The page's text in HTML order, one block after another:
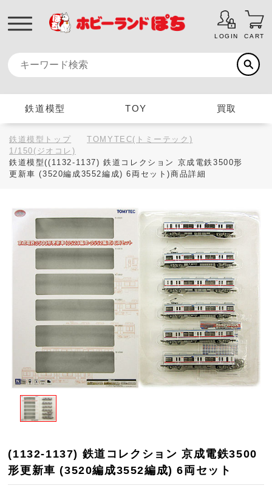
LOGIN CART
鉄道模型 TOY 買取
鉄道模型トップ
TOMYTEC(トミーテック)
1/150(ジオコレ)
鉄道模型((1132-1137) 鉄道コレクション 京成電鉄3500形
更新車 (3520編成3552編成) 6両セット)商品詳細
(1132-1137) 鉄道コレクション 京成電鉄3500
形更新車 (3520編成3552編成) 6両セット